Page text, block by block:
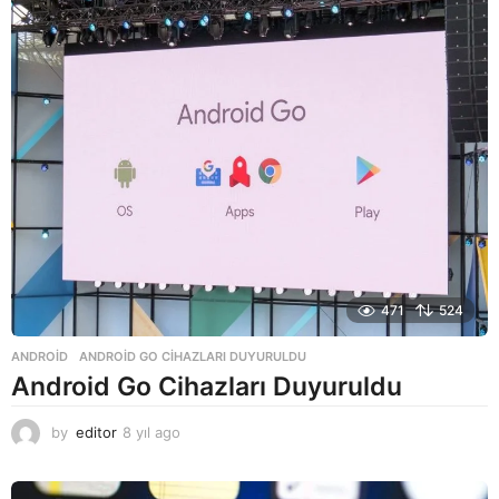
a
g
471 524
ANDROID ANDROID GO CIHAZLARI DUYURULDU
Android Go Cihazları Duyuruldu
by editor 8 yıl ago